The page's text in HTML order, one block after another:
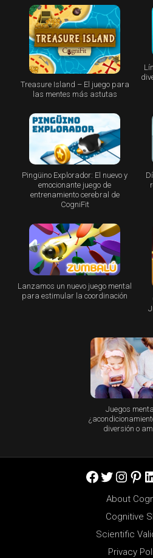
Treasure Island – El juego para
las mentes más astutas
Pingüino Explorador: El nuevo y
emocionante juego de
entrenamiento cerebral de
CogniFit
Lanzamos un nuevo juego mental
para estimular la coordinación
Juegos
diversión o
Facebook
Twitter
About
Cognitive
Scientific
Privacy